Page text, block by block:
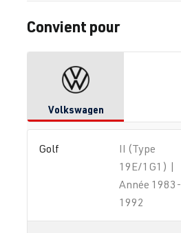
Convient pour
Volkswagen
Golf
II (Type
19E/1G1) |
Année 1983-
1992